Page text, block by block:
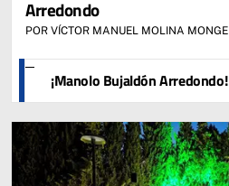
Arredondo
POR VÍCTOR MANUEL MOLINA MONGE
¡Manolo Bujaldón Arredondo!